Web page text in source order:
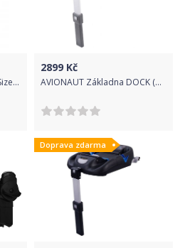
Britax Römer Baby-Safe i-Size Base
2899 Kč
AVIONAUT Základna DOCK (dvojitý systém připevnění)
Doprava zdarma